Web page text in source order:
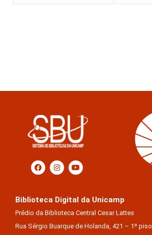
Biblioteca Digital da Unicamp
Prédio da Biblioteca Central Cesar Lattes
Rua Sérgio Buarque de Holanda, 421 – 1º piso